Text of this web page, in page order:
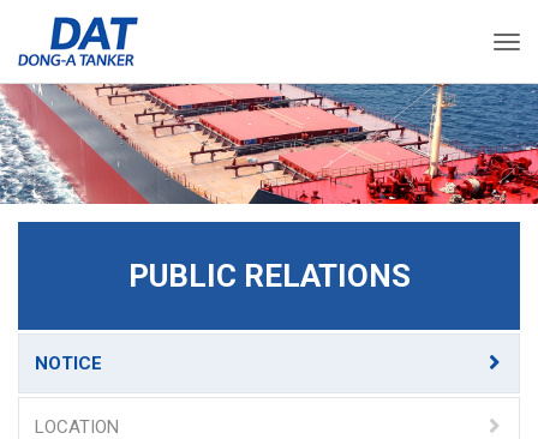
PUBLIC RELATIONS
NOTICE
LOCATION